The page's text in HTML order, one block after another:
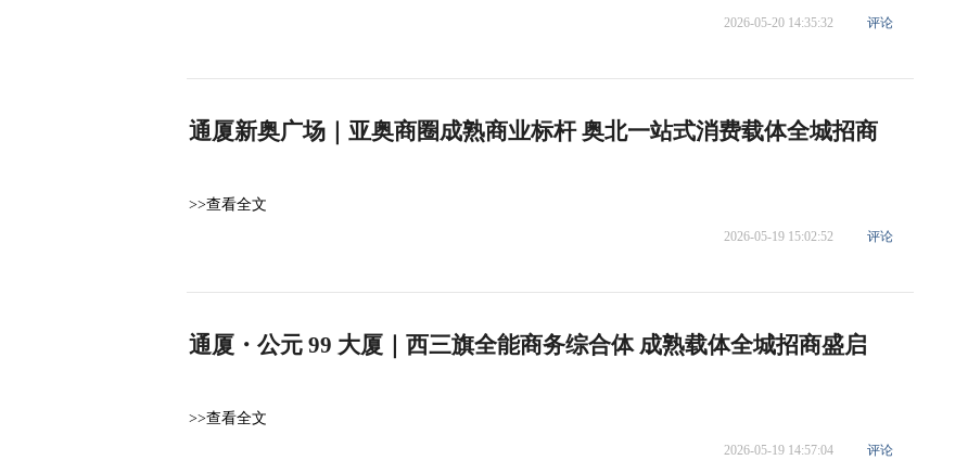
2026-05-20 14:35:32 评论
通厦新奥广场｜亚奥商圈成熟商业标杆 奥北一站式消费载体全城招商
>>查看全文
2026-05-19 15:02:52 评论
通厦・公元 99 大厦｜西三旗全能商务综合体 成熟载体全城招商盛启
>>查看全文
2026-05-19 14:57:04 评论